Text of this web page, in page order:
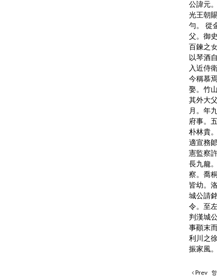
公諱元
光王朝
勻。 從
父。御
百鍊之
以琴酒
入近侍
今稱慕
娶。 竹
其外大
月。年
府事。
朴林貴
適宣務
憲監察
長九龍
察。喬
皆幼。
城公請
令。至
判漢城
事顚末
利川之
振家風
Prev